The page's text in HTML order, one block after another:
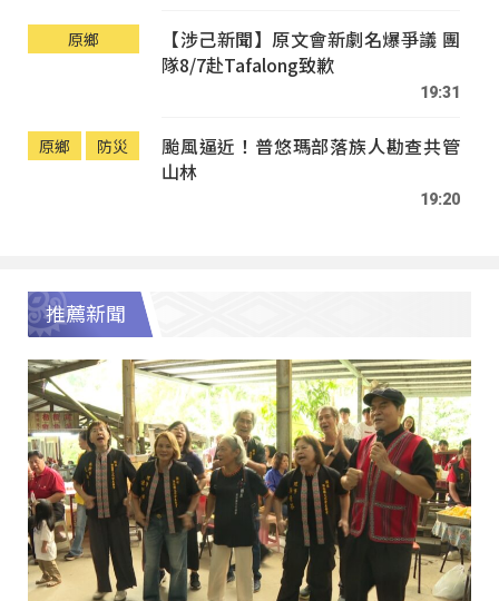
原鄉
【涉己新聞】原文會新劇名爆爭議 團
隊8/7赴Tafalong致歉
19:31
原鄉 防災
颱風逼近！普悠瑪部落族人勘查共管
山林
19:20
推薦新聞